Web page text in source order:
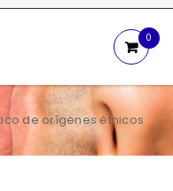
0
de orígenes étnicos